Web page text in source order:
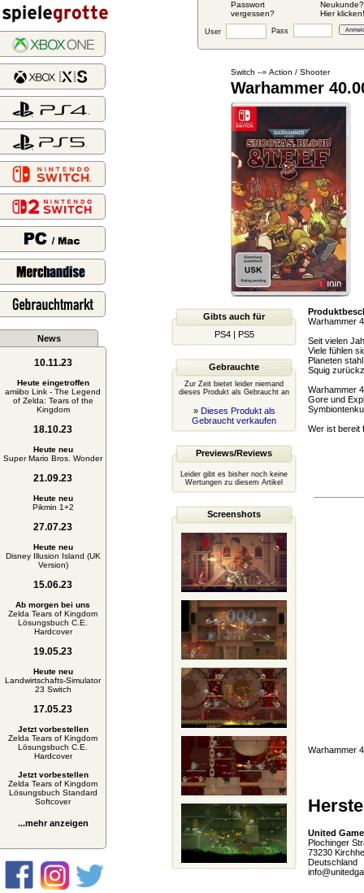
Passwort
vergessen?
Neukunde?
Hier klicken!
User Pass
News
10.11.23
Heute eingetroffen
amiibo Link - The Legend
of Zelda: Tears of the
Kingdom
18.10.23
Heute neu
Super Mario Bros. Wonder
21.09.23
Heute neu
Pikmin 1+2
27.07.23
Heute neu
Disney Illusion Island (UK
Version)
15.06.23
Ab morgen bei uns
Zelda Tears of Kingdom
Lösungsbuch C.E.
Hardcover
19.05.23
Heute neu
Landwirtschafts-Simulator
23 Switch
17.05.23
Jetzt vorbestellen
Zelda Tears of Kingdom
Lösungsbuch C.E.
Hardcover
Jetzt vorbestellen
Zelda Tears of Kingdom
Lösungsbuch Standard
Softcover
...mehr anzeigen
Switch --» Action / Shooter
Warhammer
Gibts auch für
PS4| PS5
Gebrauchte
Zur Zeit bietet leider niemand
dieses Produkt als Gebraucht an
» Dieses Produkt als
Gebraucht verkaufen
Previews/Reviews
Leider gibt es bisher noch keine
Wertungen zu diesem Artikel
Screenshots
Warhammer
Seit vielen
Viele fühlen
Planeten
Squig
Warhammer
Gore und
Wer ist bereit
Warhammer
United
Plochinger
73230
Deutschland